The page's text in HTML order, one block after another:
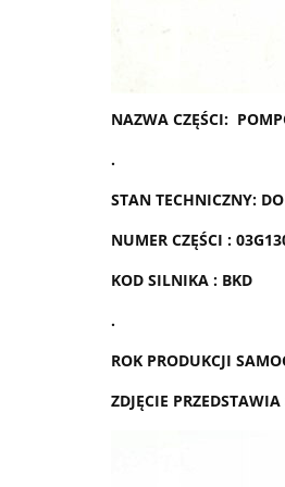
NAZWA CZĘŚCI:
.
STAN TECHNICZNY:
NUMER CZĘŚCI :
KOD SILNIKA : BKD
.
ROK PRODUKCJI
ZDJĘCIE